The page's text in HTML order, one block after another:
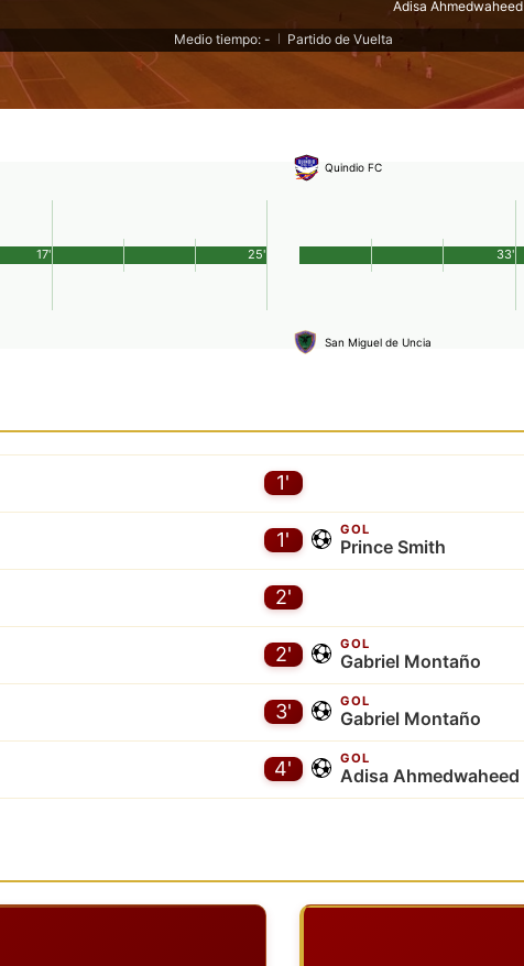
Adisa Ahmedwaheed
Medio tiempo: -
Partido de Vuelta
25'
17'
Quindio FC
San Miguel de Uncia
33'
1'
1' GOL
Prince Smith
2'
2' GOL
Gabriel Montaño
3' GOL
Gabriel Montaño
4' GOL
Adisa Ahmedwaheed